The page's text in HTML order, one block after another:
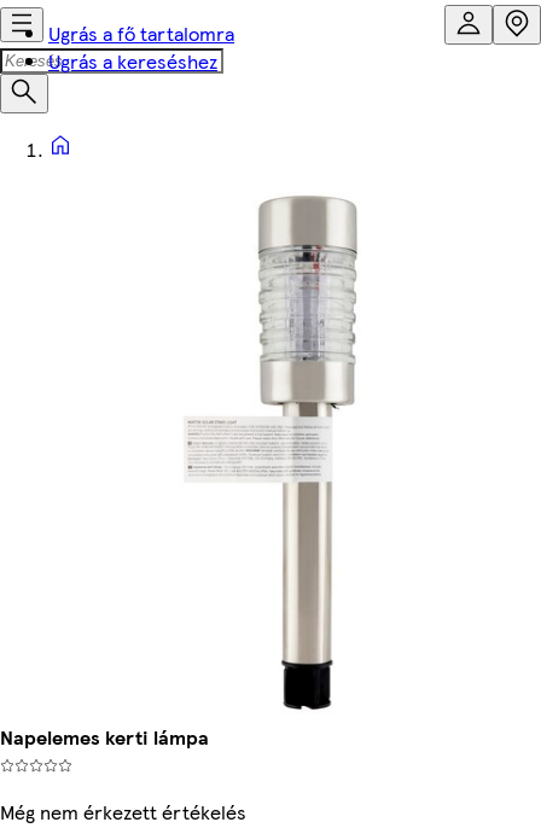
Ugrás a fő tartalomra
Ugrás a kereséshez
Napelemes kerti lámpa
Még nem érkezett értékelés